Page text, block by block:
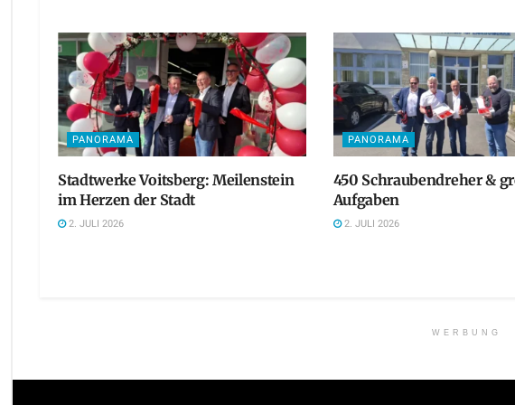
PANORAMA
Stadtwerke Voitsberg: Meilenstein
im Herzen der Stadt
2. JULI 2026
PANORAMA
450 Schraubendreher &
Aufgaben
2. JULI 2026
WERBUNG